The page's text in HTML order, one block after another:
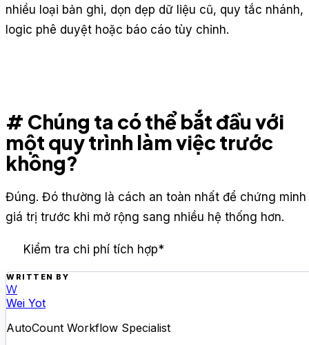
nhiều loại bản ghi, dọn dẹp dữ liệu cũ, quy tắc nhánh,
logic phê duyệt hoặc báo cáo tùy chỉnh.
# Chúng ta có thể bắt đầu với
một quy trình làm việc trước
không?
Đúng. Đó thường là cách an toàn nhất để chứng minh
giá trị trước khi mở rộng sang nhiều hệ thống hơn.
Kiểm tra chi phí tích hợp*
WRITTEN BY
W
Wei Yot
AutoCount Workflow Specialist